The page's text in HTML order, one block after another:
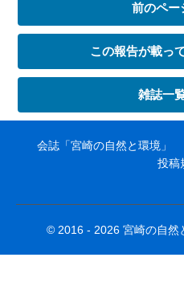
前のペー
この報告が載っ
雑誌一
会誌「宮崎の自然と環境」
投稿
© 2016 - 2026 宮崎の自然